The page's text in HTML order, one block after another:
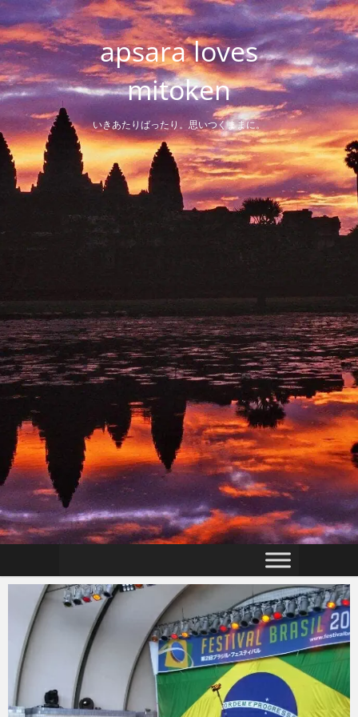
Skip
to
content
apsara loves
mitoken
いきあたりばったり。思いつくままに。